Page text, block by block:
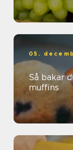
05.
Så bakar
muffins